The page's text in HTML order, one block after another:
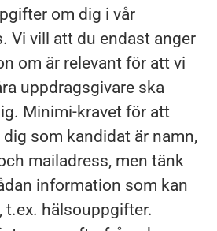
om dig i vår
Vi vill att du endast anger
om är relevant för att vi
uppdragsgivare ska
Minimi-kravet för att
som kandidat är namn,
mailadress, men tänk
information som kan
t.ex. hälsouppgifter.